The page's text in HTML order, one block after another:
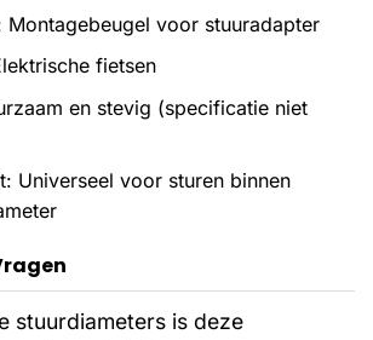
Montagebeugel voor stuuradapter
fietsen
en stevig (specificatie niet
Universeel voor sturen binnen
stuurdiameters is deze